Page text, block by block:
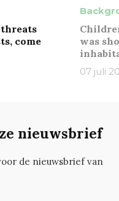
come
was
07 juli
nieuwsbrief
de nieuwsbrief van